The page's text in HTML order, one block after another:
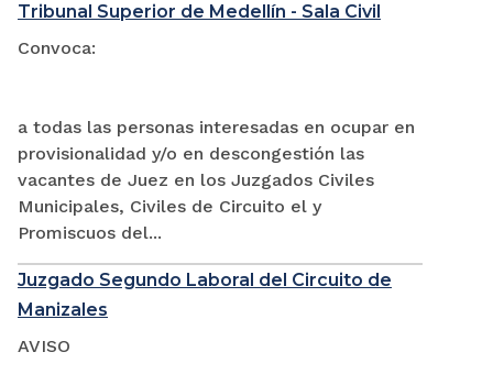
Tribunal Superior de Medellín - Sala Civil
Convoca:
a todas las personas interesadas en ocupar en
provisionalidad y/o en descongestión las
vacantes de Juez en los Juzgados Civiles
Municipales, Civiles de Circuito el y
Promiscuos del...
Juzgado Segundo Laboral del Circuito de
Manizales
AVISO